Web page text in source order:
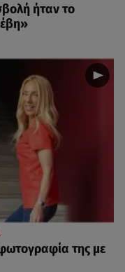
ήταν το
της με